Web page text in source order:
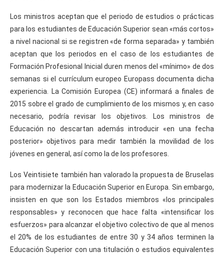
Los ministros aceptan que el periodo de estudios o prácticas
para los estudiantes de Educación Superior sean «más cortos»
a nivel nacional si se registren «de forma separada» y también
aceptan que los periodos en el caso de los estudiantes de
Formación Profesional Inicial duren menos del «mínimo» de dos
semanas si el currículum europeo Europass documenta dicha
experiencia. La Comisión Europea (CE) informará a finales de
2015 sobre el grado de cumplimiento de los mismos y, en caso
necesario, podría revisar los objetivos. Los ministros de
Educación no descartan además introducir «en una fecha
posterior» objetivos para medir también la movilidad de los
jóvenes en general, así como la de los profesores.
Los Veintisiete también han valorado la propuesta de Bruselas
para modernizar la Educación Superior en Europa. Sin embargo,
insisten en que son los Estados miembros «los principales
responsables» y reconocen que hace falta «intensificar los
esfuerzos» para alcanzar el objetivo colectivo de que al menos
el 20% de los estudiantes de entre 30 y 34 años terminen la
Educación Superior con una titulación o estudios equivalentes